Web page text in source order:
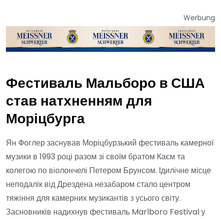
Werbung
Фестиваль Мальборо в США
став натхненням для
Моріцбурга
Ян Фоглер заснував Моріцбурзький фестиваль камерної
музики в 1993 році разом зі своїм братом Каєм та
колегою по віолончелі Петером Брунсом. Ідилічне місце
неподалік від Дрездена незабаром стало центром
тяжіння для камерних музикантів з усього світу.
Засновників надихнув фестиваль Marlboro Festival у